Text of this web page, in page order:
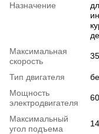
Назначение
Максимальная
скорость
Тип двигателя
Мощность
электродвигателя
Максимальный
угол подъема